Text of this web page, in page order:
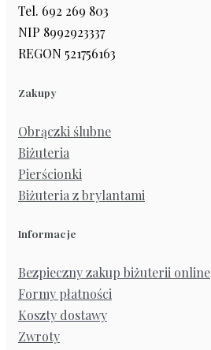
Tel. 692 269 803
NIP 8992923337
REGON 521756163
Zakupy
Obrączki ślubne
Biżuteria
Pierścionki
Biżuteria z brylantami
Informacje
Bezpieczny zakup biżuterii online
Formy płatności
Koszty dostawy
Zwroty